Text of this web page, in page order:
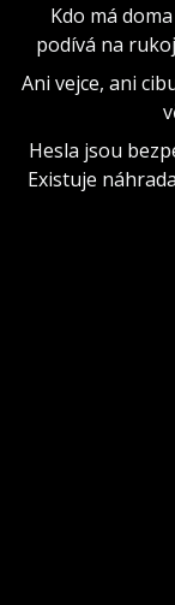
Kdo má
podívá na
Ani vejce, ani
Hesla jsou
Existuje